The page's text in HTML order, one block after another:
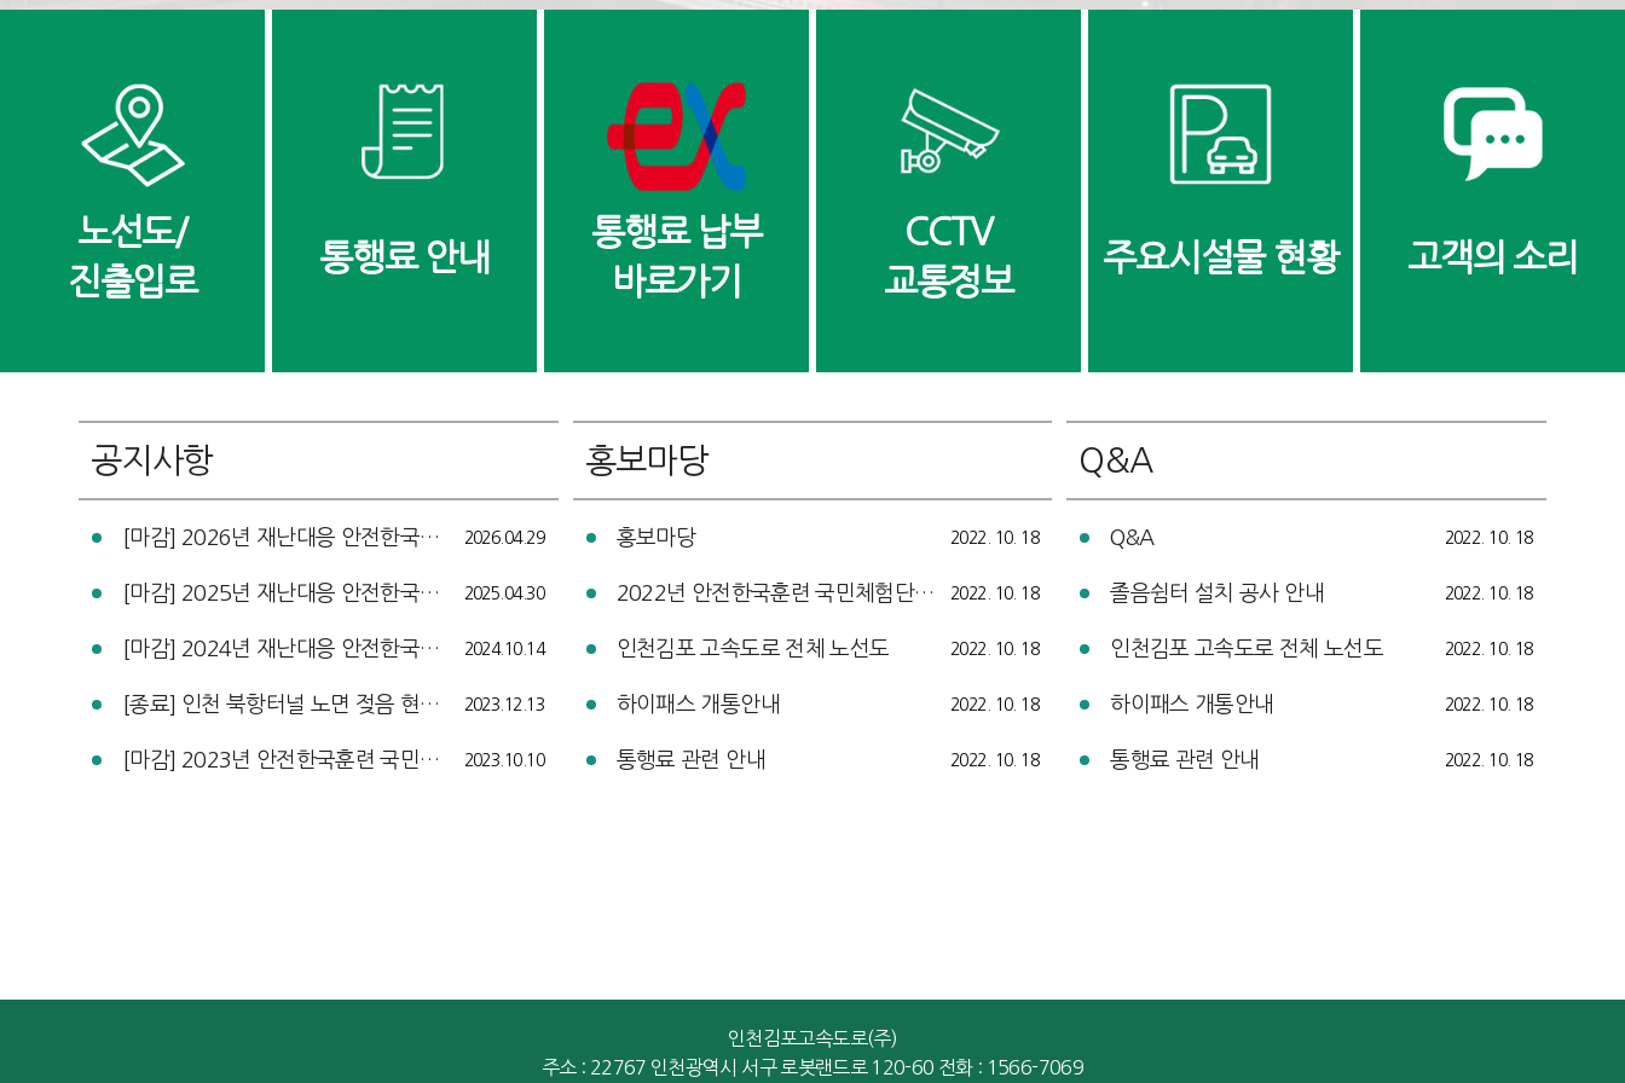
노선도/
진출입로
통행료 안내
통행료 납부
바로가기
CCTV
교통정보
주요시설물 현황 고객의 소리
공지사항
[마감] 2026년 재난대응 안전한국훈련 국민 체험단 모집 공고 2026.04.29
[마감] 2025년 재난대응 안전한국훈련 국민 체험단 모집 공고 2025.04.30
[마감] 2024년 재난대응 안전한국훈련 국민 체험단 모집 공고 2024.10.14
[종료] 인천 북항터널 노면 젖음 현상 개선공사 알림 2023.12.13
[마감] 2023년 안전한국훈련 국민체험단 모집공고 2023.10.10
홍보마당
홍보마당 2022. 10. 18
2022년 안전한국훈련 국민체험단 모집 공고 2022. 10. 18
인천김포 고속도로 전체 노선도 2022. 10. 18
하이패스 개통안내 2022. 10. 18
통행료 관련 안내 2022. 10. 18
Q&A
Q&A 2022. 10. 18
졸음쉼터 설치 공사 안내 2022. 10. 18
인천김포 고속도로 전체 노선도 2022. 10. 18
하이패스 개통안내 2022. 10. 18
통행료 관련 안내 2022. 10. 18
인천김포고속도로(주)
주소 : 22767 인천광역시 서구 로봇랜드로 120-60 전화 : 1566-7069